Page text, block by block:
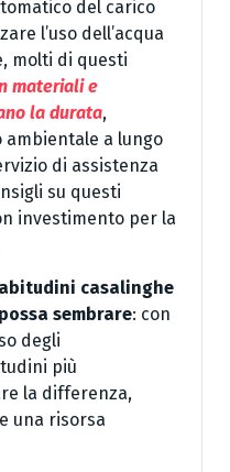
del carico
l’uso dell’acqua
molti di questi
materiali e
la durata,
ambientale a lungo
di assistenza
su questi
investimento per la
casalinghe
sembrare: con
degli
più
la differenza,
una risorsa